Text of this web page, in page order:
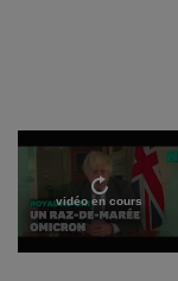
vidéo en cours